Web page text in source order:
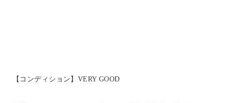
【コンディション】VERY GOOD